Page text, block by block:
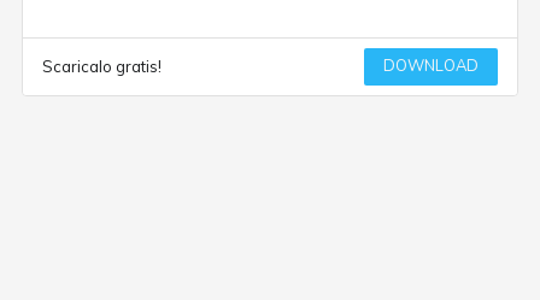
Scaricalo gratis! DOWNLOAD